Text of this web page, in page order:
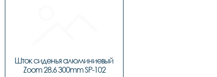
Шток сиденья алюминиевый
Zoom 28.6 300mm SP-102